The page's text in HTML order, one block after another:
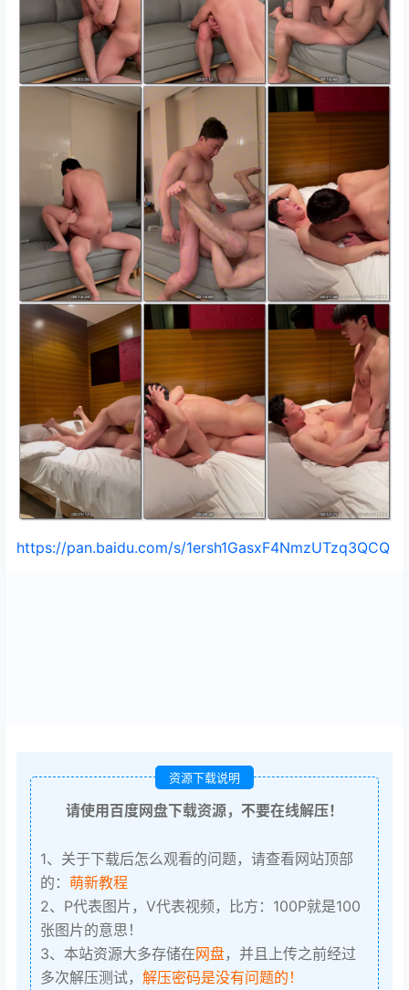
https://pan.baidu.com/s/1ersh1GasxF4NmzUTzq3QCQ
资源下载说明
请使用百度网盘下载资源，不要在线解压！
1、关于下载后怎么观看的问题，请查看网站顶部
的： 萌新教程
2、P代表图片，V代表视频，比方：100P就是100
张图片的意思！
3、本站资源大多存储在网盘，并且上传之前经过
多次解压测试， 解压密码是没有问题的！